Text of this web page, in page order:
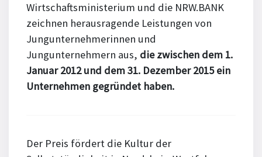
Wirtschaftsministerium und die NRW.BANK
zeichnen herausragende Leistungen von
Jungunternehmerinnen und
Jungunternehmern aus, die zwischen dem 1.
Januar 2012 und dem 31. Dezember 2015 ein
Unternehmen gegründet haben.
Der Preis fördert die Kultur der